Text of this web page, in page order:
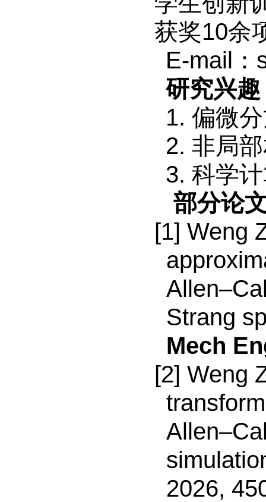
获奖10余
E-mail ：
研究兴趣
1. 偏微
2. 非局
3. 科学
部分论
[1] Weng
Allen–
Strang
Mech
[2] Weng
Allen–
2026,